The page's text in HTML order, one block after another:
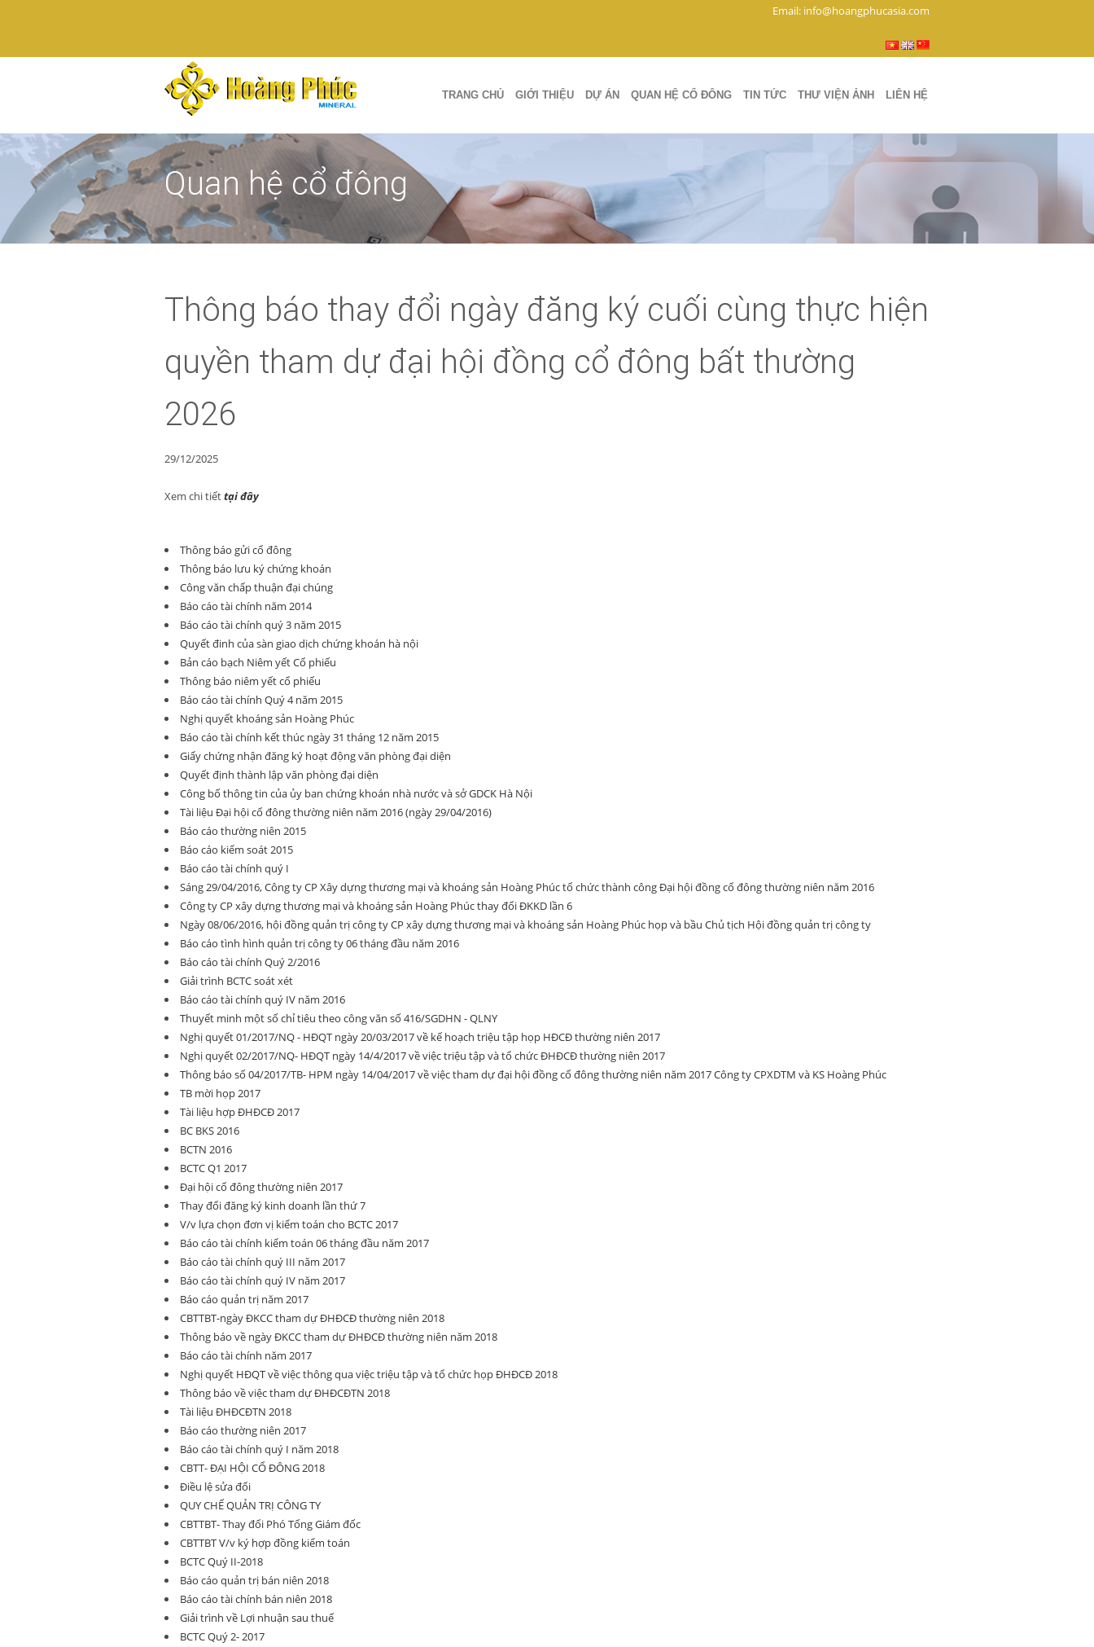
Email: info@hoangphucasia.com
TRANG CHỦ GIỚI THIỆU DỰ ÁN QUAN HỆ CỔ ĐÔNG TIN TỨC THƯ VIỆN ẢNH LIÊN HỆ
Quan hệ cổ đông
Thông báo thay đổi ngày đăng ký cuối cùng thực hiện
quyền tham dự đại hội đồng cổ đông bất thường
2026
29/12/2025
Xem chi tiếttại đây
Thông báo gửi cổ đông
Thông báo lưu ký chứng khoán
Công văn chấp thuận đại chúng
Báo cáo tài chính năm 2014
Báo cáo tài chính quý 3 năm 2015
Quyết đinh của sàn giao dịch chứng khoán hà nội
Bản cáo bạch Niêm yết Cổ phiếu
Thông báo niêm yết cổ phiếu
Báo cáo tài chính Quý 4 năm 2015
Nghị quyết khoáng sản Hoàng Phúc
Báo cáo tài chính kết thúc ngày 31 tháng 12 năm 2015
Giấy chứng nhận đăng ký hoạt động văn phòng đại diện
Quyết định thành lập văn phòng đại diện
Công bố thông tin của ủy ban chứng khoán nhà nước và sở GDCK Hà Nội
Tài liệu Đại hội cổ đông thường niên năm 2016 (ngày 29/04/2016)
Báo cáo thường niên 2015
Báo cáo kiểm soát 2015
Báo cáo tài chính quý I
Sáng 29/04/2016, Công ty CP Xây dựng thương mại và khoáng sản Hoàng Phúc tổ chức thành công Đại hội đồng cổ đông thường niên năm 2016
Công ty CP xây dựng thương mại và khoáng sản Hoàng Phúc thay đổi ĐKKD lần 6
Ngày 08/06/2016, hội đồng quản trị công ty CP xây dựng thương mại và khoáng sản Hoàng Phúc họp và bầu Chủ tịch Hội đồng quản trị công ty
Báo cáo tình hình quản trị công ty 06 tháng đầu năm 2016
Báo cáo tài chính Quý 2/2016
Giải trình BCTC soát xét
Báo cáo tài chính quý IV năm 2016
Thuyết minh một số chỉ tiêu theo công văn số 416/SGDHN - QLNY
Nghị quyết 01/2017/NQ - HĐQT ngày 20/03/2017 về kế hoạch triệu tập họp HĐCĐ thường niên 2017
Nghị quyết 02/2017/NQ- HĐQT ngày 14/4/2017 về việc triệu tập và tổ chức ĐHĐCĐ thường niên 2017
Thông báo số 04/2017/TB- HPM ngày 14/04/2017 về việc tham dự đại hội đồng cổ đông thường niên năm 2017 Công ty CPXDTM và KS Hoàng Phúc
TB mời họp 2017
Tài liệu hợp ĐHĐCĐ 2017
BC BKS 2016
BCTN 2016
BCTC Q1 2017
Đại hội cổ đông thường niên 2017
Thay đổi đăng ký kinh doanh lần thứ 7
V/v lựa chọn đơn vị kiểm toán cho BCTC 2017
Báo cáo tài chính kiểm toán 06 tháng đầu năm 2017
Báo cáo tài chính quý III năm 2017
Báo cáo tài chính quý IV năm 2017
Báo cáo quản trị năm 2017
CBTTBT-ngày ĐKCC tham dự ĐHĐCĐ thường niên 2018
Thông báo về ngày ĐKCC tham dự ĐHĐCĐ thường niên năm 2018
Báo cáo tài chính năm 2017
Nghị quyết HĐQT về việc thông qua việc triệu tập và tổ chức họp ĐHĐCĐ 2018
Thông báo về việc tham dự ĐHĐCĐTN 2018
Tài liệu ĐHĐCĐTN 2018
Báo cáo thường niên 2017
Báo cáo tài chính quý I năm 2018
CBTT- ĐẠI HỘI CỔ ĐÔNG 2018
Điều lệ sửa đổi
QUY CHẾ QUẢN TRỊ CÔNG TY
CBTTBT- Thay đổi Phó Tổng Giám đốc
CBTTBT V/v ký hợp đồng kiểm toán
BCTC Quý II-2018
Báo cáo quản trị bán niên 2018
Báo cáo tài chính bán niên 2018
Giải trình về Lợi nhuận sau thuế
BCTC Quý 2- 2017